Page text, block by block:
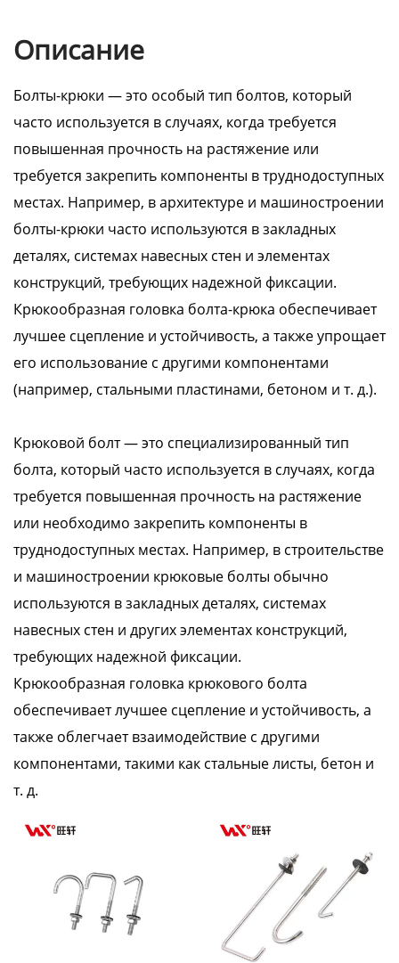
Описание
Болты-крюки — это особый тип болтов, который
часто используется в случаях, когда требуется
повышенная прочность на растяжение или
требуется закрепить компоненты в труднодоступных
местах. Например, в архитектуре и машиностроении
болты-крюки часто используются в закладных
деталях, системах навесных стен и элементах
конструкций, требующих надежной фиксации.
Крюкообразная головка болта-крюка обеспечивает
лучшее сцепление и устойчивость, а также упрощает
его использование с другими компонентами
(например, стальными пластинами, бетоном и т. д.).
Крюковой болт — это специализированный тип
болта, который часто используется в случаях, когда
требуется повышенная прочность на растяжение
или необходимо закрепить компоненты в
труднодоступных местах. Например, в строительстве
и машиностроении крюковые болты обычно
используются в закладных деталях, системах
навесных стен и других элементах конструкций,
требующих надежной фиксации.
Крюкообразная головка крюкового болта
обеспечивает лучшее сцепление и устойчивость, а
также облегчает взаимодействие с другими
компонентами, такими как стальные листы, бетон и
т. д.